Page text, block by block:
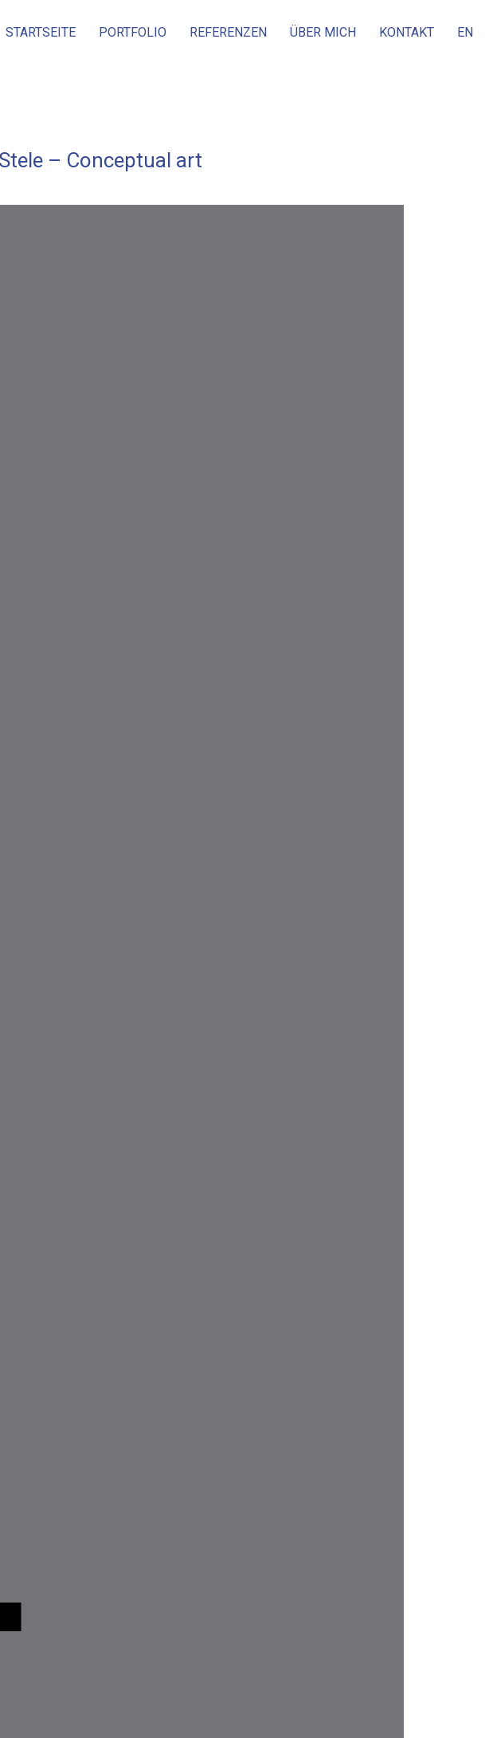
STARTSEITE PORTFOLIO REFERENZEN ÜBER MICH KONTAKT EN
– Conceptual art